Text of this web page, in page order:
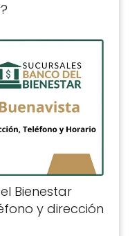
Bienestar
y dirección